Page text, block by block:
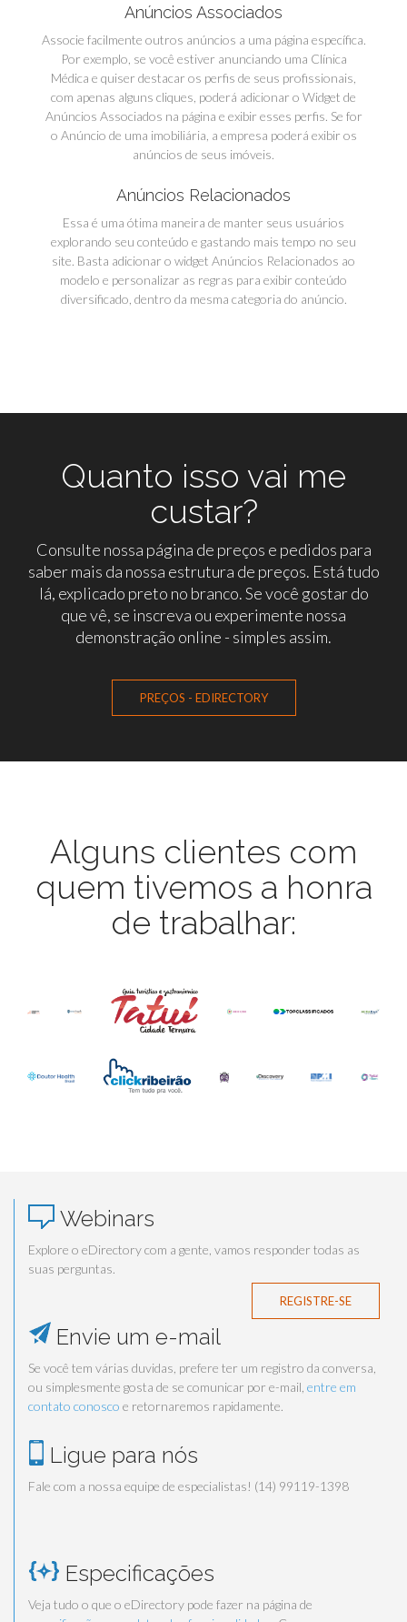
Anúncios Associados
Associe facilmente outros anúncios a uma página específica.
Por exemplo, se você estiver anunciando uma Clínica
Médica e quiser destacar os perfis de seus profissionais,
com apenas alguns cliques, poderá adicionar o Widget de
Anúncios Associados na página e exibir esses perfis. Se for
o Anúncio de uma imobiliária, a empresa poderá exibir os
anúncios de seus imóveis.
Anúncios Relacionados
Essa é uma ótima maneira de manter seus usuários
explorando seu conteúdo e gastando mais tempo no seu
site. Basta adicionar o widget Anúncios Relacionados ao
modelo e personalizar as regras para exibir conteúdo
diversificado, dentro da mesma categoria do anúncio.
Quanto isso vai me
custar?
Consulte nossa página de preços e pedidos para
saber mais da nossa estrutura de preços. Está tudo
lá, explicado preto no branco. Se você gostar do
que vê, se inscreva ou experimente nossa
demonstração online - simples assim.
PREÇOS - EDIRECTORY
Alguns clientes com
quem tivemos a honra
de trabalhar:
Webinars
Explore o eDirectory com a gente, vamos responder todas as
suas perguntas.
REGISTRE-SE
Envie um e-mail
Se você tem várias duvidas, prefere ter um registro da conversa,
ou simplesmente gosta de se comunicar por e-mail, entre em
contato conosco e retornaremos rapidamente.
Ligue para nós
Fale com a nossa equipe de especialistas! (14) 99119-1398
Especificações
Veja tudo o que o eDirectory pode fazer na página de